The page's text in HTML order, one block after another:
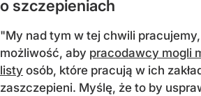
o szczepieniach
"My nad tym w tej chwili pracujemy,
możliwość, aby pracodawcy mogli
listy osób, które pracują w ich
zaszczepieni. Myślę, że to by